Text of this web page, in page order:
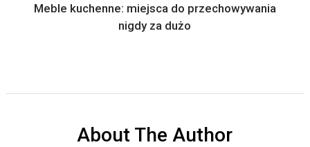
Meble kuchenne: miejsca do przechowywania
nigdy za dużo
About The Author